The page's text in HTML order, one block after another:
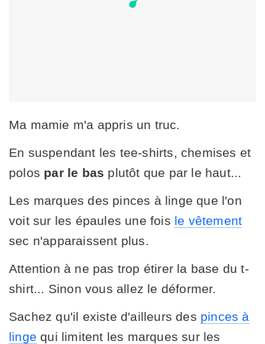
Ma mamie m'a appris un truc.
En suspendant les tee-shirts, chemises et
polos par le bas plutôt que par le haut...
Les marques des pinces à linge que l'on
voit sur les épaules une fois le vêtement
sec n'apparaissent plus.
Attention à ne pas trop étirer la base du t-
shirt... Sinon vous allez le déformer.
Sachez qu'il existe d'ailleurs des pinces à
linge qui limitent les marques sur les